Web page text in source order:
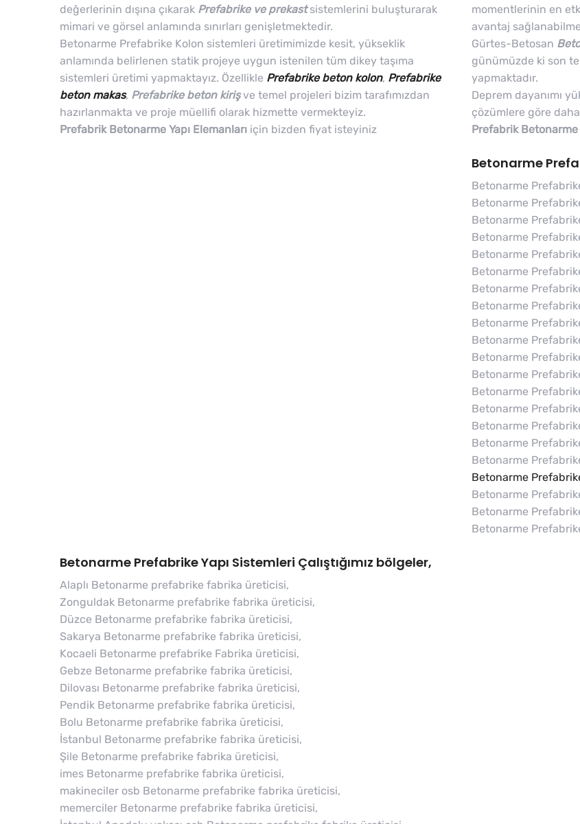
değerlerinin dışına çıkarak Prefabrike ve prekastsistemlerini buluşturarak
mimari ve görsel anlamında sınırları genişletmektedir.
Betonarme Prefabrike Kolon sistemleri üretimimizde kesit, yükseklik
anlamında belirlenen statik projeye uygun istenilen tüm dikey taşıma
sistemleri üretimi yapmaktayız. Özellikle Prefabrike beton kolon, Prefabrike
beton makas, Prefabrike beton kirişve temel projeleri bizim tarafımızdan
hazırlanmakta ve proje müellifi olarak hizmette vermekteyiz.
Prefabrik Betonarme Yapı Elemanları için bizden fiyat isteyiniz
momentlerinin en
avantaj
Gürtes-Betosan
günümüzde ki son
yapmaktadır.
Deprem dayanımı
çözümlere göre
Prefabrik Betonarme
Betonarme
Betonarme
Betonarme
Betonarme
Betonarme
Betonarme
Betonarme
Betonarme
Betonarme
Betonarme
Betonarme
Betonarme
Betonarme
Betonarme
Betonarme
Betonarme
Betonarme
Betonarme
Betonarme
Betonarme
Betonarme
Betonarme
Betonarme Prefabrike Yapı Sistemleri Çalıştığımız bölgeler,
Alaplı Betonarme prefabrike fabrika üreticisi,
Zonguldak Betonarme prefabrike fabrika üreticisi,
Düzce Betonarme prefabrike fabrika üreticisi,
Sakarya Betonarme prefabrike fabrika üreticisi,
Kocaeli Betonarme prefabrike Fabrika üreticisi,
Gebze Betonarme prefabrike fabrika üreticisi,
Dilovası Betonarme prefabrike fabrika üreticisi,
Pendik Betonarme prefabrike fabrika üreticisi,
Bolu Betonarme prefabrike fabrika üreticisi,
İstanbul Betonarme prefabrike fabrika üreticisi,
Şile Betonarme prefabrike fabrika üreticisi,
imes Betonarme prefabrike fabrika üreticisi,
makineciler osb Betonarme prefabrike fabrika üreticisi,
memerciler Betonarme prefabrike fabrika üreticisi,